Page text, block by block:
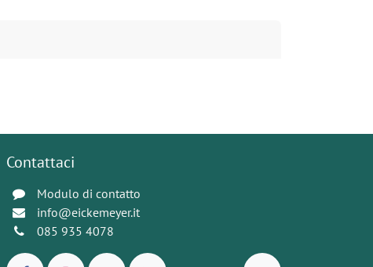
Contattaci
Modulo di contatto
info@eickemeyer.it
085 935 4078